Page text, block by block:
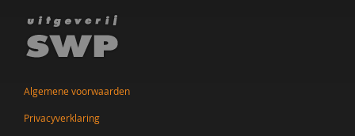
Algemene voorwaarden
Privacyverklaring